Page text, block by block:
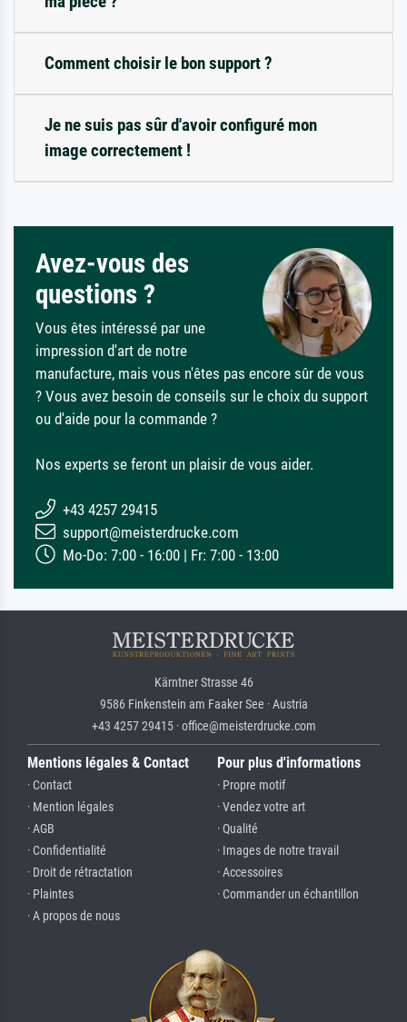
Comment choisir le bon support ?
Je ne suis pas sûr d'avoir configuré mon
image correctement !
Avez-vous des
questions ?
Vous êtes intéressé par une
impression d'art de notre
manufacture, mais vous n'êtes pas encore sûr de vous
? Vous avez besoin de conseils sur le choix du support
ou d'aide pour la commande ?
Nos experts se feront un plaisir de vous aider.
+43 4257 29415
support@meisterdrucke.com
Mo-Do: 7:00 - 16:00 | Fr: 7:00 - 13:00
Kärntner Strasse 46
9586 Finkenstein am Faaker See · Austria
+43 4257 29415 · office@meisterdrucke.com
Mentions légales & Contact
· Contact
· Mention légales
· AGB
· Confidentialité
· Droit de rétractation
· Plaintes
· A propos de nous
Pour plus d'informations
· Propre motif
· Vendez votre art
· Qualité
· Images de notre travail
· Accessoires
· Commander un échantillon